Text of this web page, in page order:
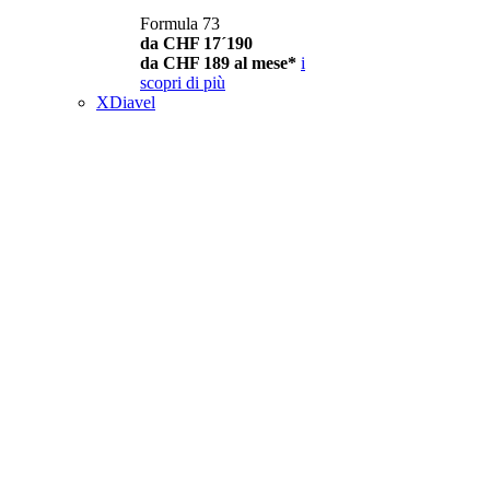
Formula 73
da CHF 17´190
da CHF 189 al mese* i
scopri di più
XDiavel